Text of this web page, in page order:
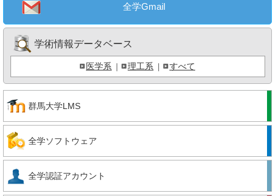
全学Gmail
学術情報データベース
医学系 ｜ 理工系 ｜ すべて
群馬大学LMS
全学ソフトウェア
全学認証アカウント